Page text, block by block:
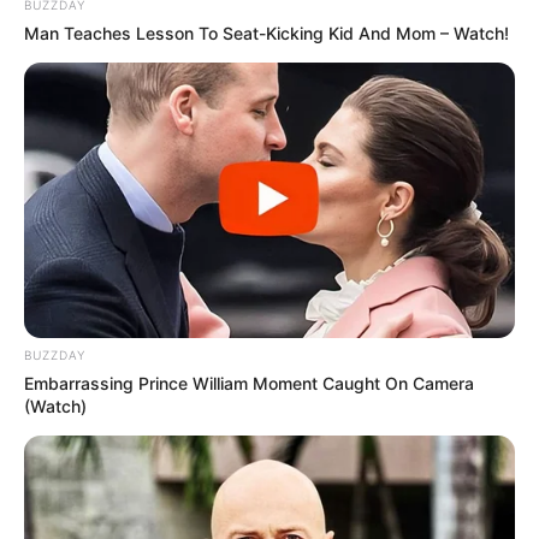
Залишити відповідь
Щоб відправити коментар вам необхідно
авторизуватись.
Погода
Ужгород
влажность:
давление:
Погода на 10 дней от sinoptik.ua
BUZZDAY
Man Teaches Lesson To Seat-Kicking Kid And Mom – Watch!
BUZZDAY
Embarrassing Prince William Moment Caught On Camera
(Watch)